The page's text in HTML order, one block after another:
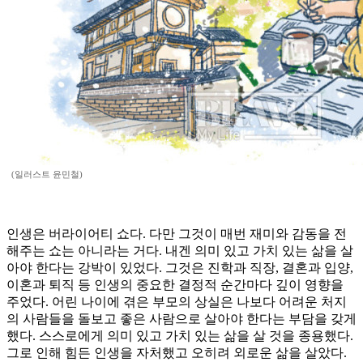
(일러스트 윤민철)
인생은 버라이어티 쇼다. 다만 그것이 매번 재미와 감동을 전
해주는 쇼는 아니라는 거다. 내겐 의미 있고 가치 있는 삶을 살
아야 한다는 강박이 있었다. 그것은 진학과 직장, 결혼과 입양,
이혼과 퇴직 등 인생의 중요한 결정적 순간마다 깊이 영향을
주었다. 어린 나이에 겪은 부모의 상실은 나보다 어려운 처지
의 사람들을 돌보고 좋은 사람으로 살아야 한다는 부담을 갖게
했다. 스스로에게 의미 있고 가치 있는 삶을 살 것을 종용했다.
그로 인해 힘든 인생을 자처했고 오히려 외로운 삶을 살았다.